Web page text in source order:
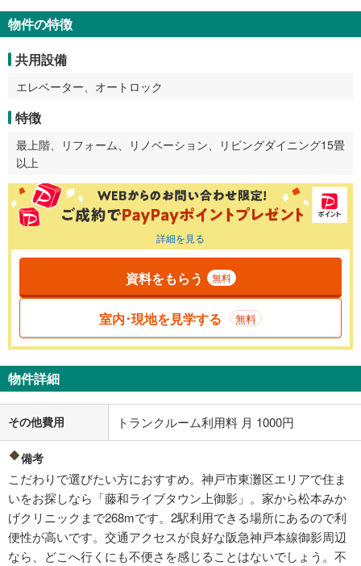
物件の特徴
共用設備
エレベーター、オートロック
特徴
最上階、リフォーム、リノベーション、リビングダイニング15畳
以上
詳細を見る
資料をもらう 無料
室内･現地を見学する 無料
物件詳細
その他費用 トランクルーム利用料 月 1000円
備考
こだわりで選びたい方におすすめ。神戸市東灘区エリアで住ま
いをお探しなら「藤和ライブタウン上御影」。家から松本みか
げクリニックまで268mです。2駅利用できる場所にあるので利
便性が高いです。交通アクセスが良好な阪急神戸本線御影周辺
なら、どこへ行くにも不便さを感じることはないでしょう。不